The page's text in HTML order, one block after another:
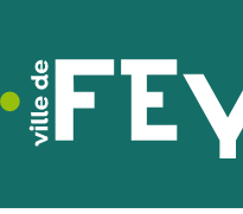
navigation
principale
contenu
principal
pied
de
page